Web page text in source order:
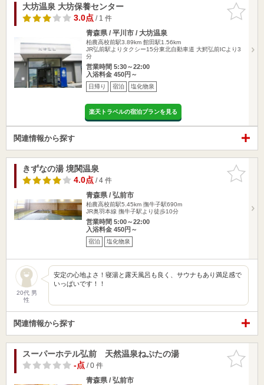
お気に入
りに追加
大坊温泉 大坊保養センター
3.0点/ 1 件
青森県 / 平川市 / 大坊温泉
柏農高校前駅3.89km 館田駅1.56km
JR弘前駅よりタクシー15分東北自動車道 大鰐弘前ICより3
分
営業時間 5:30～22:00
入浴料金 450円～
日帰り 宿泊 塩化物泉
楽天トラベルの宿泊プランを見る
関連情報から探す
お気に入
りに追加
きずなの湯 境関温泉
4.0点/ 4 件
青森県 / 弘前市
柏農高校前駅5.45km 撫牛子駅690m
JR奥羽本線 撫牛子駅より徒歩10分
営業時間 5:00～22:00
入浴料金 450円～
宿泊 塩化物泉
20代 男
性
安定の心地よさ！寝湯と露天風呂も良く、サウナもあり満足感で
いっぱいです！！
関連情報から探す
お気に入
りに追加
スーパーホテル弘前 天然温泉ねぷたの湯
-点/ 0 件
青森県 / 弘前市